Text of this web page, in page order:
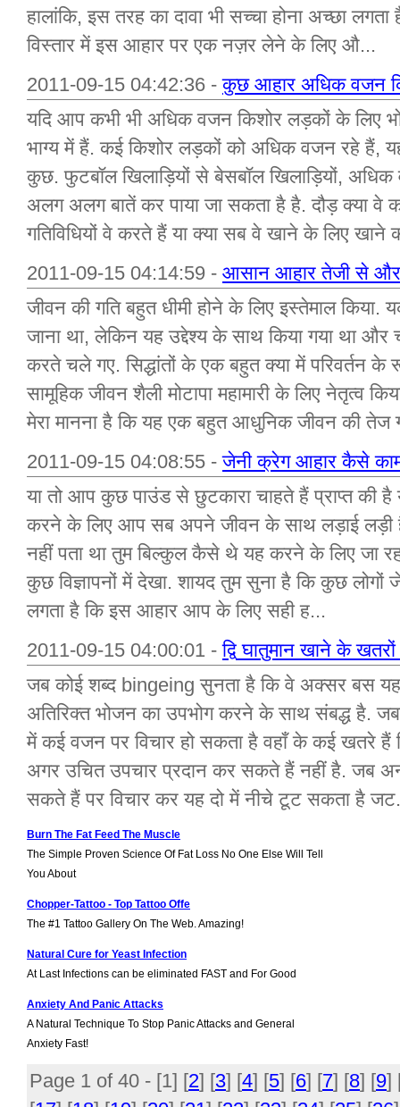
हालांकि, इस तरह का दावा भी सच्चा होना अच्छा
विस्तार में इस आहार पर एक नज़र लेने के लिए औ...
2011-09-15 04:42:36 -कुछ आहार अधिक वजन
यदि आप कभी भी अधिक वजन किशोर लड़कों के लिए
भाग्य में हैं. कई किशोर लड़कों को अधिक वजन रहे हैं,
कुछ. फुटबॉल खिलाड़ियों से बेसबॉल खिलाड़ियों,
अलग अलग बातें कर पाया जा सकता है है. दौड़ क्या वे
गतिविधियों वे करते हैं या क्या सब वे खाने के लिए खाने
2011-09-15 04:14:59 - आसान आहार तेजी से
जीवन की गति बहुत धीमी होने के लिए इस्तेमाल
जाना था, लेकिन यह उद्देश्य के साथ किया गया था
करते चले गए. सिद्धांतों के एक बहुत क्या में परिवर्तन के
सामूहिक जीवन शैली मोटापा महामारी के लिए नेतृत्व
मेरा मानना है कि यह एक बहुत आधुनिक जीवन की तेज
2011-09-15 04:08:55 -जेनी क्रेग आहार कैसे
या तो आप कुछ पाउंड से छुटकारा चाहते हैं प्राप्त की
करने के लिए आप सब अपने जीवन के साथ लड़ाई लड़ी
नहीं पता था तुम बिल्कुल कैसे थे यह करने के लिए जा
कुछ विज्ञापनों में देखा. शायद तुम सुना है कि कुछ
लगता है कि इस आहार आप के लिए सही ह...
2011-09-15 04:00:01 -द्वि घातुमान खाने के
जब कोई शब्द bingeing सुनता है कि वे अक्सर बस
अतिरिक्त भोजन का उपभोग करने के साथ संबद्ध है.
में कई वजन पर विचार हो सकता है वहाँ के कई खतरे हैं
अगर उचित उपचार प्रदान कर सकते हैं नहीं है. जब
सकते हैं पर विचार कर यह दो में नीचे टूट सकता है
Burn The Fat Feed The Muscle
The Simple Proven Science Of Fat Loss No One Else Will Tell
You About
Chopper-Tattoo - Top Tattoo Offe
The #1 Tattoo Gallery On The Web. Amazing!
Natural Cure for Yeast Infection
At Last Infections can be eliminated FAST and For Good
Anxiety And Panic Attacks
A Natural Technique To Stop Panic Attacks and General
Anxiety Fast!
Page 1 of 40 - [1] [2] [3] [4] [5] [6] [7] [8] [9]